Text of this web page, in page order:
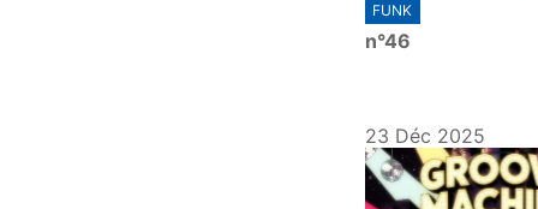
a
y
FUNK
n°46
23 Déc 2025